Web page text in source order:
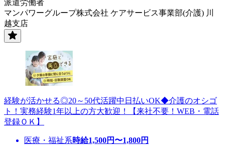
派遣労働者
マンパワーグループ株式会社 ケアサービス事業部(介護) 川
越支店
経験が活かせる◎20～50代活躍中日払いOK◆介護のオシゴ
ト！実務経験1年以上の方大歓迎！【来社不要！WEB・電話
登録ＯＫ】
医療・福祉系時給1,500円〜1,800円